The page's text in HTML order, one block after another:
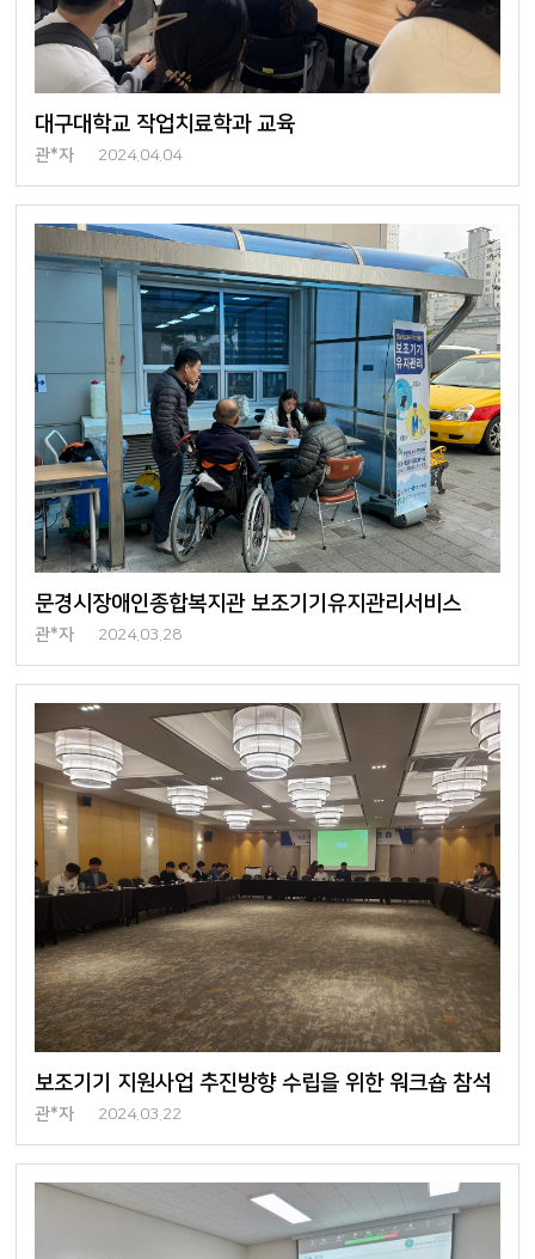
대구대학교 작업치료학과 교육
관*자 2024.04.04
문경시장애인종합복지관 보조기기유지관리서비스
관*자 2024.03.28
보조기기 지원사업 추진방향 수립을 위한 워크숍 참석
관*자 2024.03.22